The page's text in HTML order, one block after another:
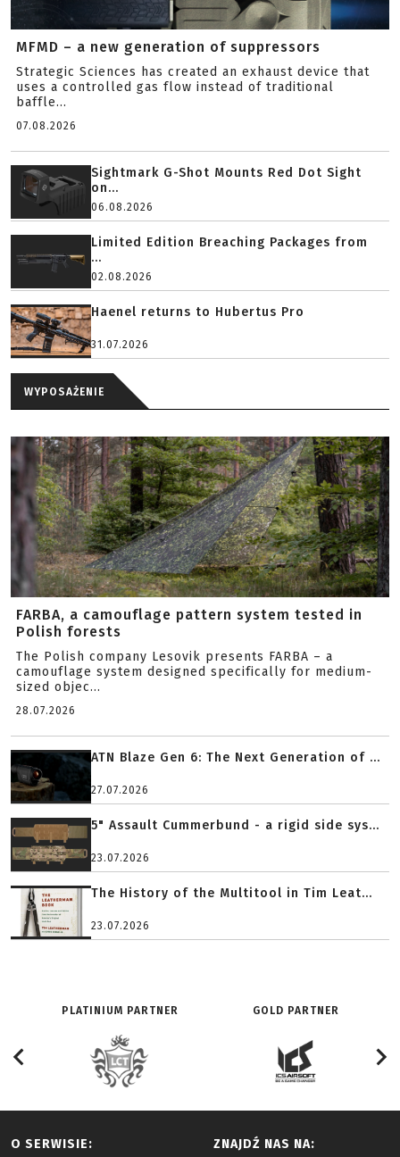
MFMD – a new generation of suppressors
Strategic Sciences has created an exhaust device that
uses a controlled gas flow instead of traditional
baffle...
07.08.2026
Sightmark G-Shot Mounts Red Dot Sight
on...
06.08.2026
Limited Edition Breaching Packages from
...
02.08.2026
Haenel returns to Hubertus Pro
31.07.2026
WYPOSAŻENIE
FARBA, a camouflage pattern system tested in
Polish forests
The Polish company Lesovik presents FARBA – a
camouflage system designed specifically for medium-
sized objec...
28.07.2026
ATN Blaze Gen 6: The Next Generation of ...
27.07.2026
5" Assault Cummerbund - a rigid side sys...
23.07.2026
The History of the Multitool in Tim Leat...
23.07.2026
PLATINIUM PARTNER GOLD PARTNER
O SERWISIE: ZNAJDŹ NAS NA: